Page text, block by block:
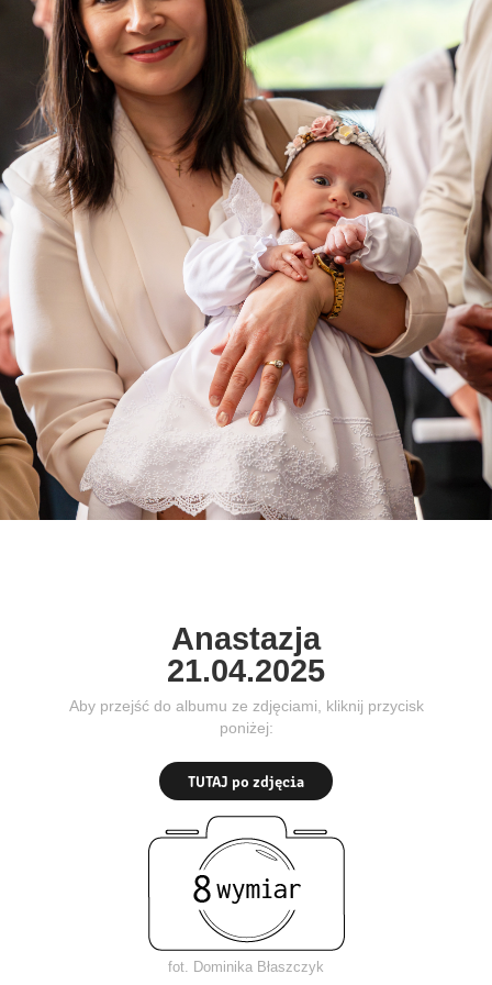
Anastazja
21.04.2025
Aby przejść do albumu ze zdjęciami, kliknij przycisk
poniżej:
TUTAJ po zdjęcia
fot. Dominika Błaszczyk